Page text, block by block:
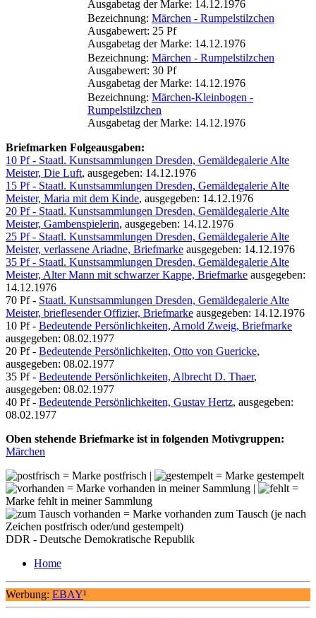
Ausgabetag der Marke: 14.12.1976
Bezeichnung: Märchen - Rumpelstilzchen
Ausgabewert: 25 Pf
Ausgabetag der Marke: 14.12.1976
Bezeichnung: Märchen - Rumpelstilzchen
Ausgabewert: 30 Pf
Ausgabetag der Marke: 14.12.1976
Bezeichnung: Märchen-Kleinbogen -
Rumpelstilzchen
Ausgabetag der Marke: 14.12.1976
Briefmarken Folgeausgaben:
10 Pf - Staatl. Kunstsammlungen Dresden, Gemäldegalerie Alte
Meister, Die Luft, ausgegeben: 14.12.1976
15 Pf - Staatl. Kunstsammlungen Dresden, Gemäldegalerie Alte
Meister, Maria mit dem Kinde, ausgegeben: 14.12.1976
20 Pf - Staatl. Kunstsammlungen Dresden, Gemäldegalerie Alte
Meister, Gambenspielerin, ausgegeben: 14.12.1976
25 Pf - Staatl. Kunstsammlungen Dresden, Gemäldegalerie Alte
Meister, verlassene Ariadne, Briefmarke ausgegeben: 14.12.1976
35 Pf - Staatl. Kunstsammlungen Dresden, Gemäldegalerie Alte
Meister, Alter Mann mit schwarzer Kappe, Briefmarke ausgegeben:
14.12.1976
70 Pf - Staatl. Kunstsammlungen Dresden, Gemäldegalerie Alte
Meister, brieflesender Offizier, Briefmarke ausgegeben: 14.12.1976
10 Pf - Bedeutende Persönlichkeiten, Arnold Zweig, Briefmarke
ausgegeben: 08.02.1977
20 Pf - Bedeutende Persönlichkeiten, Otto von Guericke,
ausgegeben: 08.02.1977
35 Pf - Bedeutende Persönlichkeiten, Albrecht D. Thaer,
ausgegeben: 08.02.1977
40 Pf - Bedeutende Persönlichkeiten, Gustav Hertz, ausgegeben:
08.02.1977
Oben stehende Briefmarke ist in folgenden Motivgruppen:
Märchen
= Marke postfrisch |
= Marke gestempelt
= Marke vorhanden in meiner Sammlung |
=
Marke fehlt in meiner Sammlung
= Marke vorhanden zum Tausch (je nach
Zeichen postfrisch oder/und gestempelt)
DDR - Deutsche Demokratische Republik
Home
Werbung: EBAY¹